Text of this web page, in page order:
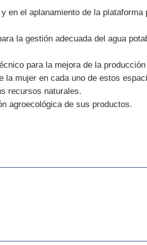
en el aplanamiento de la plataforma
la gestión adecuada del agua
para la mejora de la
la mujer en cada uno de estos
recursos naturales.
agroecológica de sus productos.